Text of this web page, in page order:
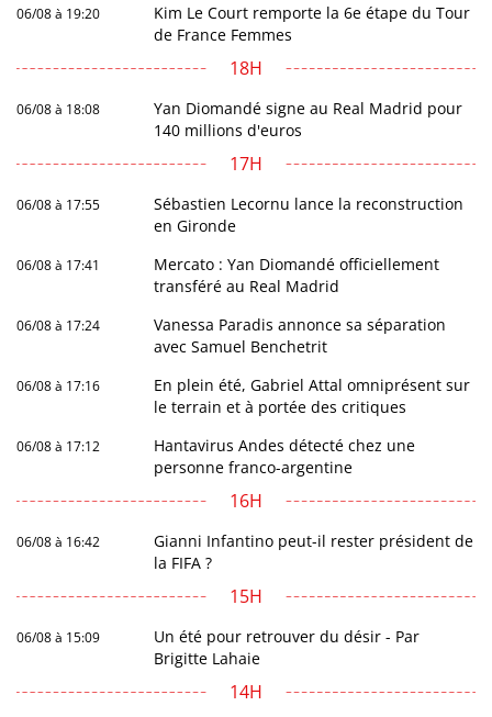
06/08 à 19:20
Kim Le Court remporte la 6e étape du Tour
de France Femmes
18H
06/08 à 18:08
Yan Diomandé signe au Real Madrid pour
140 millions d'euros
17H
06/08 à 17:55
Sébastien Lecornu lance la reconstruction
en Gironde
06/08 à 17:41
Mercato : Yan Diomandé officiellement
transféré au Real Madrid
06/08 à 17:24
Vanessa Paradis annonce sa séparation
avec Samuel Benchetrit
06/08 à 17:16
En plein été, Gabriel Attal omniprésent sur
le terrain et à portée des critiques
06/08 à 17:12
Hantavirus Andes détecté chez une
personne franco-argentine
16H
06/08 à 16:42
Gianni Infantino peut-il rester président de
la FIFA ?
15H
06/08 à 15:09
Un été pour retrouver du désir - Par
Brigitte Lahaie
14H